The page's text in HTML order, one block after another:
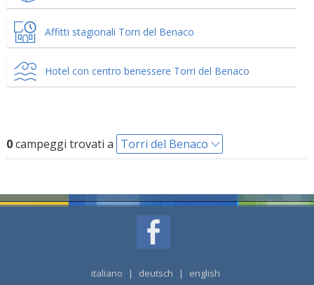
Affitti stagionali Torri del Benaco
Hotel con centro benessere Torri del Benaco
0campeggi trovati a Torri del Benaco
italiano | deutsch | english